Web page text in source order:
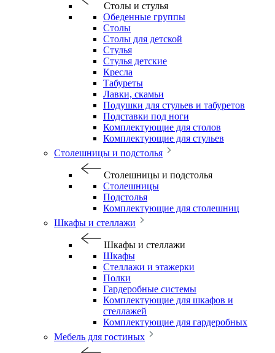
Столы и стулья
Обеденные группы
Столы
Столы для детской
Стулья
Стулья детские
Кресла
Табуреты
Лавки, скамьи
Подушки для стульев и табуретов
Подставки под ноги
Комплектующие для столов
Комплектующие для стульев
Столешницы и подстолья
Столешницы и подстолья
Столешницы
Подстолья
Комплектующие для столешниц
Шкафы и стеллажи
Шкафы и стеллажи
Шкафы
Стеллажи и этажерки
Полки
Гардеробные системы
Комплектующие для шкафов и
стеллажей
Комплектующие для гардеробных
Мебель для гостиных